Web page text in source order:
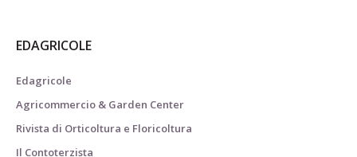
EDAGRICOLE
Edagricole
Agricommercio & Garden Center
Rivista di Orticoltura e Floricoltura
Il Contoterzista